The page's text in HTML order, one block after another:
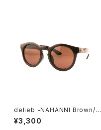
delieb -NAHANNI Brown/Br
own- KIDSsize
¥3,300